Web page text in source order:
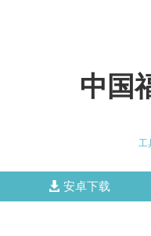
中国
工
安卓下载